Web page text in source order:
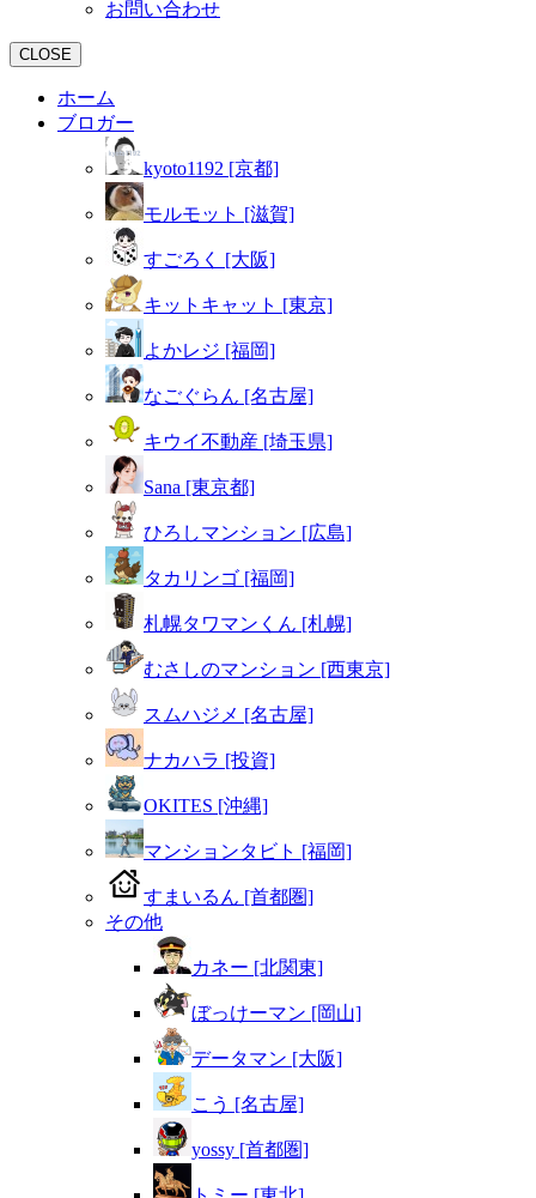
お問い合わせ
CLOSE
ホーム
ブロガー
kyoto1192 [京都]
モルモット [滋賀]
すごろく [大阪]
キットキャット [東京]
よかレジ [福岡]
なごぐらん [名古屋]
キウイ不動産 [埼玉県]
Sana [東京都]
ひろしマンション [広島]
タカリンゴ [福岡]
札幌タワマンくん [札幌]
むさしのマンション [西東京]
スムハジメ [名古屋]
ナカハラ [投資]
OKITES [沖縄]
マンションタビト [福岡]
すまいるん [首都圏]
その他
カネー [北関東]
ぼっけーマン [岡山]
データマン [大阪]
こう [名古屋]
yossy [首都圏]